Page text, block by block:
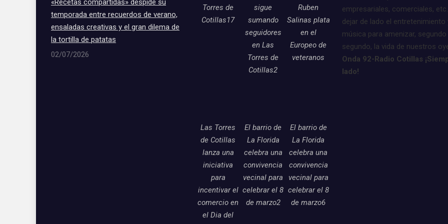
«Recetas compartidas» despide su
temporada entre recuerdos de verano,
ensaladas creativas y el gran dilema de
la tortilla de patatas
02/07/2026
Torres de
Cotillas17
sigue
sumando
seguidores
en Las
Torres de
Cotillas2
Ruben
Salinas plata
en el
Europeo de
veteranos
Las Torres
de Cotillas
lanza una
iniciativa
para
incentivar el
comercio en
el Dia del
El barrio de
La Florida
celebra una
convivencia
vecinal para
celebrar el 8
de marzo2
El barrio de
La Florida
celebra una
convivencia
vecinal para
celebrar el 8
de marzo6
empresariales, comerciales,
dejar de lado el entretenimiento
música para amenizar, segundo
segundo, la vida de nuestros
Onda 92-Radio Cotillas
lado!